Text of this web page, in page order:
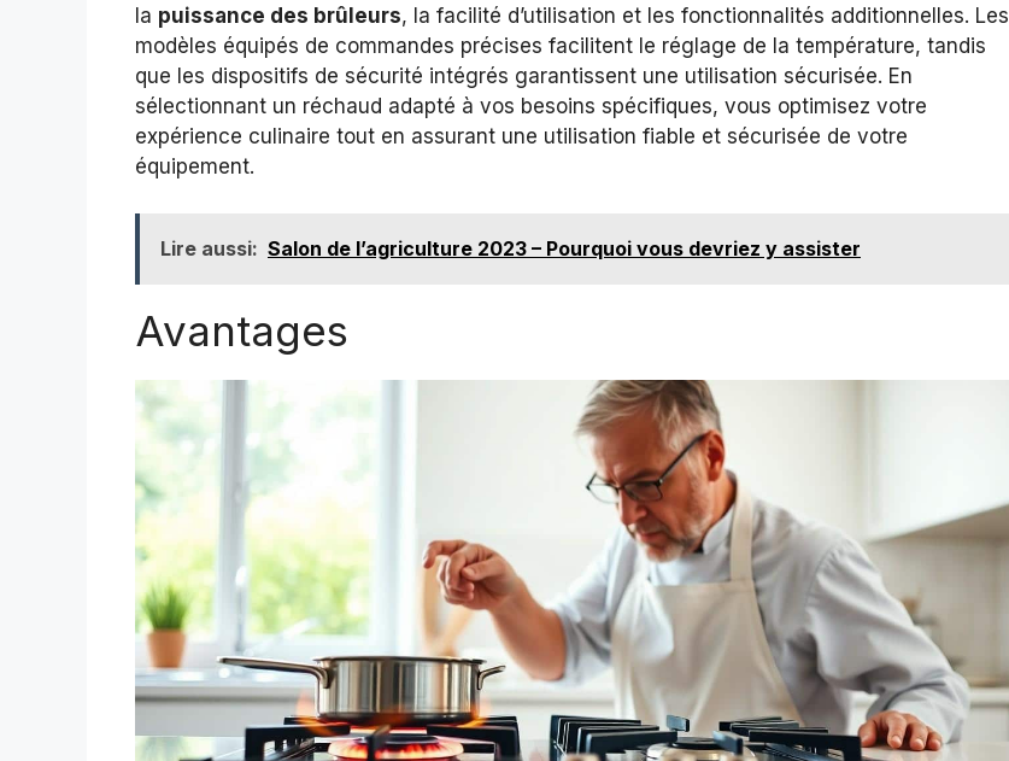
la puissance des brûleurs, la facilité d’utilisation et les fonctionnalités additionnelles. Les
modèles équipés de commandes précises facilitent le réglage de la température, tandis
que les dispositifs de sécurité intégrés garantissent une utilisation sécurisée. En
sélectionnant un réchaud adapté à vos besoins spécifiques, vous optimisez votre
expérience culinaire tout en assurant une utilisation fiable et sécurisée de votre
équipement.
Lire aussi: Salon de l’agriculture 2023 – Pourquoi vous devriez y assister
Avantages